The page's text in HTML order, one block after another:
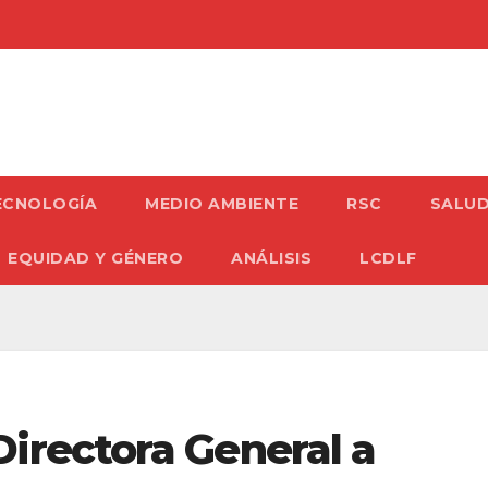
MEDIO AMBIENTE RSC
EQUIDAD Y GÉNERO ANÁLISIS LCDLF
General a